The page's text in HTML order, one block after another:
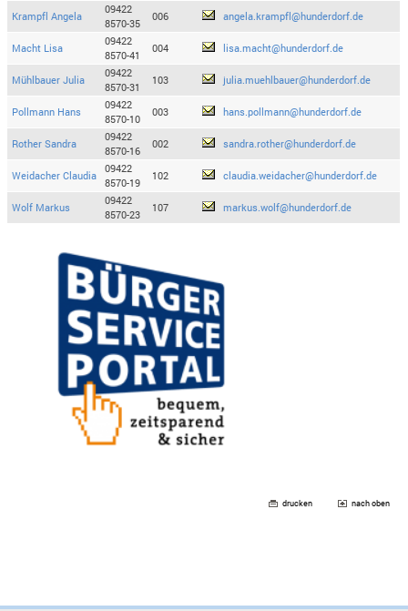
Krampfl Angela
09422
8570-35
006 angela.krampfl@hunderdorf.de
Macht Lisa
09422
8570-41
004 lisa.macht@hunderdorf.de
Mühlbauer Julia
09422
8570-31
103 julia.muehlbauer@hunderdorf.de
Pollmann Hans
09422
8570-10
003 hans.pollmann@hunderdorf.de
Rother Sandra
09422
8570-16
002 sandra.rother@hunderdorf.de
Weidacher Claudia
09422
8570-19
102 claudia.weidacher@hunderdorf.de
Wolf Markus
09422
8570-23
107 markus.wolf@hunderdorf.de
drucken nach oben